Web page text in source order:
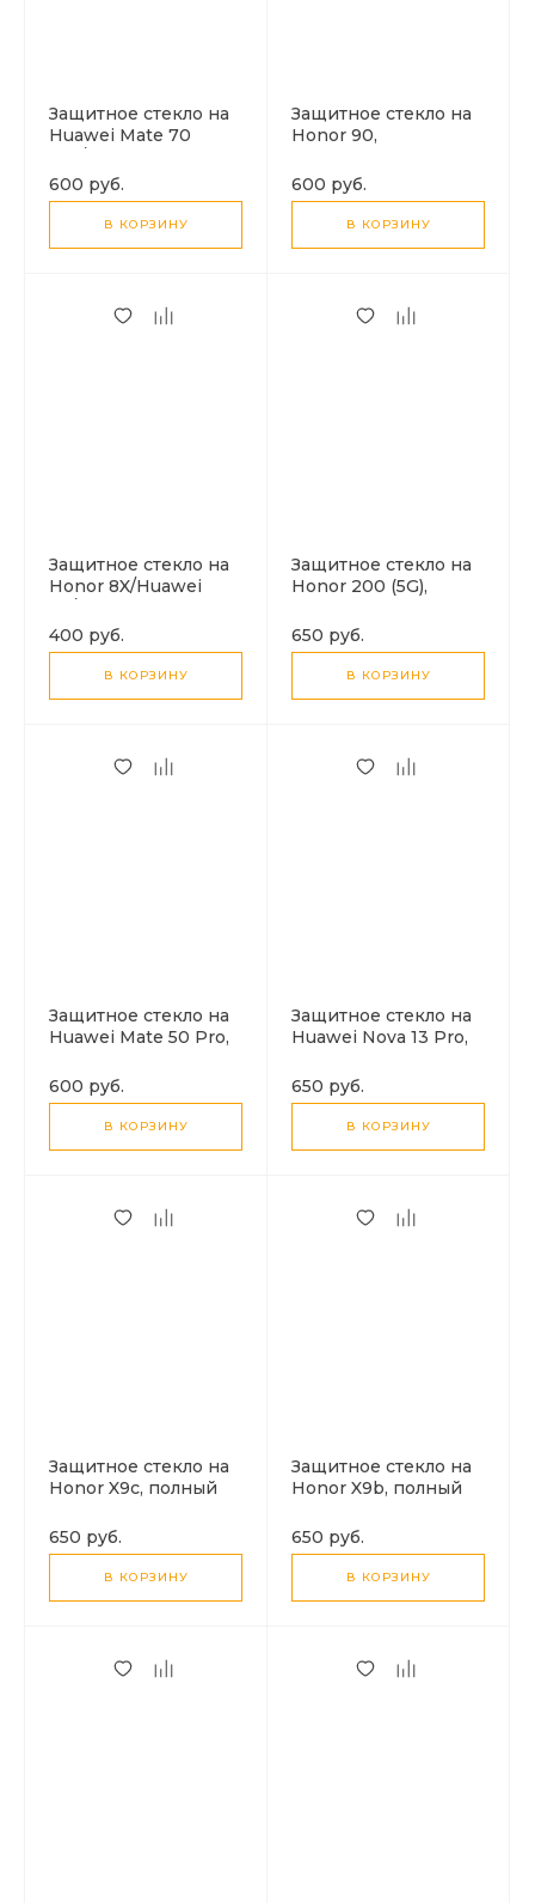
Защитное стекло на
Huawei Mate 70
ультрафиолет,
прозрачный, X-CASE
600 руб.
В КОРЗИНУ
Защитное стекло на
Honor 90,
прозрачное, X-CASE
600 руб.
В КОРЗИНУ
Защитное стекло на
Honor 8X/Huawei
черный, X-CASE
400 руб.
В КОРЗИНУ
Защитное стекло на
Honor 200 (5G),
черный, X-CASE
650 руб.
В КОРЗИНУ
Защитное стекло на
Huawei Mate 50 Pro,
прозрачный, X-CASE
600 руб.
В КОРЗИНУ
Защитное стекло на
Huawei Nova 13 Pro,
черный, X-CASE
650 руб.
В КОРЗИНУ
Защитное стекло на
Honor X9с, полный
края, черное, X-CASE
650 руб.
В КОРЗИНУ
Защитное стекло на
Honor X9b, полный
края, черное, X-CASE
650 руб.
В КОРЗИНУ